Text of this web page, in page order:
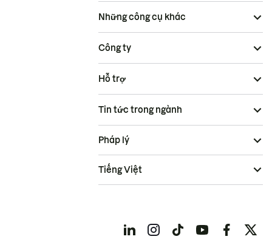
Những công cụ khác
Công ty
Hỗ trợ
Tin tức trong ngành
Pháp lý
Tiếng Việt